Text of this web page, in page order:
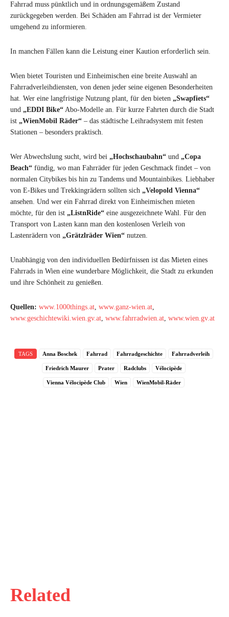
Related
Fahrrad muss pünktlich und in ordnungsgemäßem Zustand
zurückgegeben werden. Bei Schäden am Fahrrad ist der Vermieter
umgehend zu informieren.
In manchen Fällen kann die Leistung einer Kaution erforderlich sein.
Wien bietet Touristen und Einheimischen eine breite Auswahl an
Fahrradverleihdiensten, von denen jeder seine eigenen Besonderheiten
hat. Wer eine langfristige Nutzung plant, für den bieten „Swapfiets“
und „EDDI Bike“ Abo-Modelle an. Für kurze Fahrten durch die Stadt
ist „WienMobil Räder“ – das städtische Leihradsystem mit festen
Stationen – besonders praktisch.
Wer Abwechslung sucht, wird bei „Hochschaubahn“ und „Copa
Beach“ fündig, wo man Fahrräder für jeden Geschmack findet – von
normalen Citybikes bis hin zu Tandems und Mountainbikes. Liebhaber
von E-Bikes und Trekkingrädern sollten sich „Velopold Vienna“
ansehen. Und wer ein Fahrrad direkt von Einheimischen mieten
möchte, für den ist „ListnRide“ eine ausgezeichnete Wahl. Für den
Transport von Lasten kann man den kostenlosen Verleih von
Lastenrädern von „Grätzlräder Wien“ nutzen.
Unabhängig von den individuellen Bedürfnissen ist das Mieten eines
Fahrrads in Wien eine wunderbare Möglichkeit, die Stadt zu erkunden
und ihre Schönheit zu genießen.
Quellen: www.1000things.at, www.ganz-wien.at,
www.geschichtewiki.wien.gv.at, www.fahrradwien.at, www.wien.gv.at
TAGS Anna Boschek Fahrrad Fahrradgeschichte Fahrradverleih
Friedrich Maurer Prater Radclubs Vélocipède
Vienna Vélocipède Club Wien WienMobil-Räder